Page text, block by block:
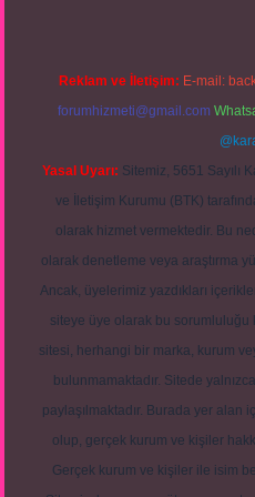
Reklam ve İletişim: E-mail:
forumhizmeti@gmail.com
Yasal Uyarı: Sitemiz, 5651 Sayılı
ve İletişim Kurumu (BTK)
olarak hizmet vermektedir. Bu
olarak denetleme veya araştırma
Ancak, üyelerimiz yazdıkları
siteye üye olarak bu sorumluluğu
sitesi, herhangi bir marka, kurum
bulunmamaktadır. Sitede
paylaşılmaktadır. Burada yer alan
olup, gerçek kurum ve kişiler
Gerçek kurum ve kişiler ile isim